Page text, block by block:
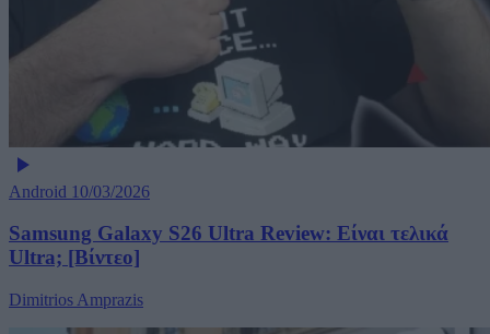
Android 10/03/2026
Samsung Galaxy S26 Ultra Review: Είναι τελικά
Ultra; [Βίντεο]
Dimitrios Amprazis